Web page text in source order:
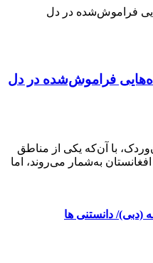
فراموش‌شده در دل
با آن‌که یکی از مناطق
به‌شمار می‌روند، اما
(دبی)/ دانستنی ها